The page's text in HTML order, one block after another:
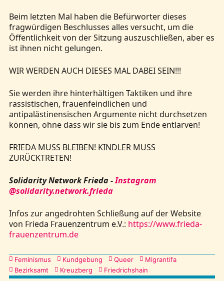
Beim letzten Mal haben die Befürworter dieses
fragwürdigen Beschlusses alles versucht, um die
Öffentlichkeit von der Sitzung auszuschließen, aber es
ist ihnen nicht gelungen.
WIR WERDEN AUCH DIESES MAL DABEI SEIN!!!
Sie werden ihre hinterhältigen Taktiken und ihre
rassistischen, frauenfeindlichen und
antipalästinensischen Argumente nicht durchsetzen
können, ohne dass wir sie bis zum Ende entlarven!
FRIEDA MUSS BLEIBEN! KINDLER MUSS
ZURÜCKTRETEN!
Solidarity Network Frieda -Instagram
@solidarity.network.frieda
Infos zur angedrohten Schließung auf der Website
von Frieda Frauenzentrum e.V.: https://www.frieda-
frauenzentrum.de
Kategorien
Feminismus Kundgebung Queer
Migrantifa
Bezirksamt
Kreuzberg Friedrichshain